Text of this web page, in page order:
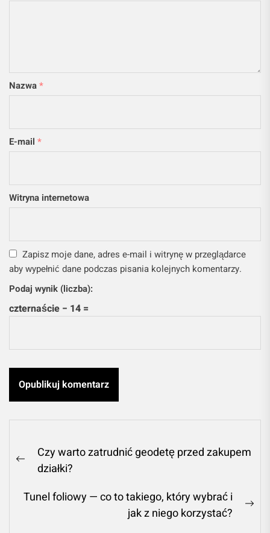
Nazwa*
E-mail *
Witryna internetowa
Zapisz moje dane, adres e-mail i witrynę w przeglądarce
aby wypełnić dane podczas pisania kolejnych komentarzy.
Podaj wynik (liczba):
czternaście − 14 =
Nawigacja
wpisu
Previous
Czy warto zatrudnić geodetę przed zakupem
działki?
Tunel foliowy — co to takiego, który wybrać i
jak z niego korzystać?